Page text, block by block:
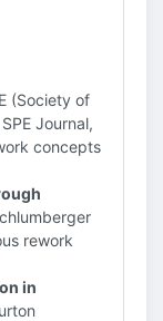
(Society of
Journal,
concepts
rework
in